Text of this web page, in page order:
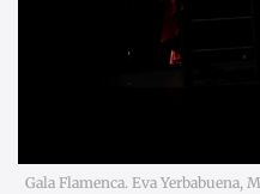
Gala Flamenca. Eva Yerbabuena,